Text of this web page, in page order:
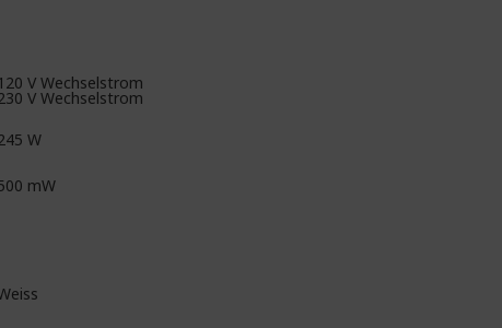
V Wechselstrom
V Wechselstrom
W
mW